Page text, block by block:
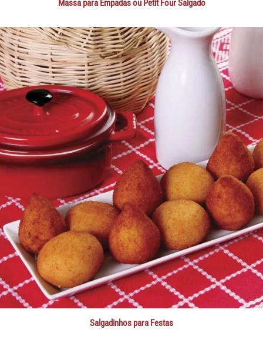
Massa para Empadas ou Petit Four Salgado
Salgadinhos para Festas